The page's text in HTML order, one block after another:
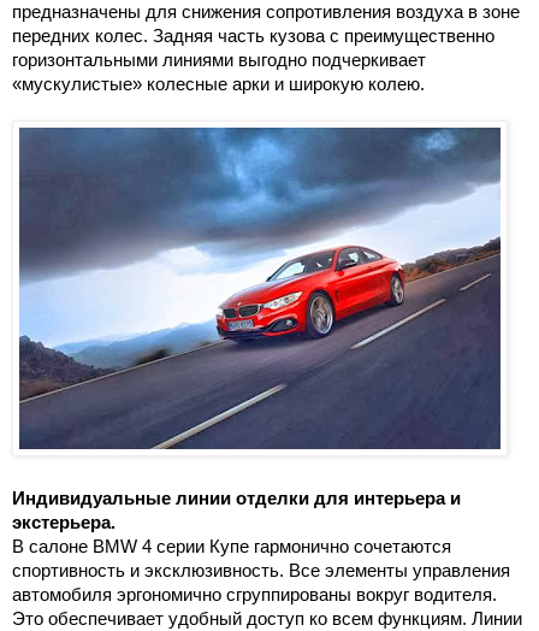
предназначены для снижения сопротивления воздуха в зоне
передних колес. Задняя часть кузова с преимущественно
горизонтальными линиями выгодно подчеркивает
«мускулистые» колесные арки и широкую колею.
Индивидуальные линии отделки для интерьера и
экстерьера.
В салоне BMW 4 серии Купе гармонично сочетаются
спортивность и эксклюзивность. Все элементы управления
автомобиля эргономично сгруппированы вокруг водителя.
Это обеспечивает удобный доступ ко всем функциям. Линии